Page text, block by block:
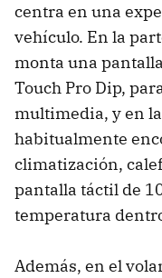
centra en una
vehículo. En la
monta una
Touch Pro Dip,
multimedia, y en
habitualmente
climatización,
pantalla táctil de
temperatura
Además, en el